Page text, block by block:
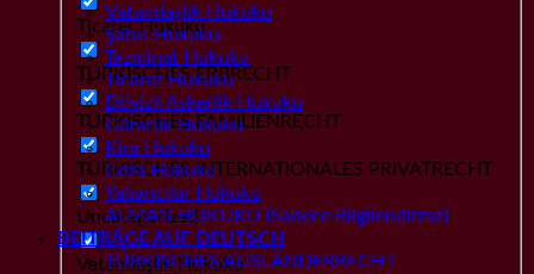
Ticaret Hukuku
TÜRKISCHES ERBRECHT
TÜRKISCHES FAMILIENRECHT
TÜRKISCHES INTERNATIONALES PRIVATRECHT
Uncategorized
Vatandaşlık Hukuku
Vatandaşlık Hukuku
Şahıs Hukuku
Tazminat Hukuku
Ticaret Hukuku
Dövizli Askerlik Hukuku
Gümrük Hukuku
Kira Hukuku
Ceza Hukuku
Yabancılar Hukuku
ALMAN HUKUKU (Sadece Bilgilendirme)
BEITRÄGE AUF DEUTSCH
TÜRKISCHES AUSLÄNDERRECHT